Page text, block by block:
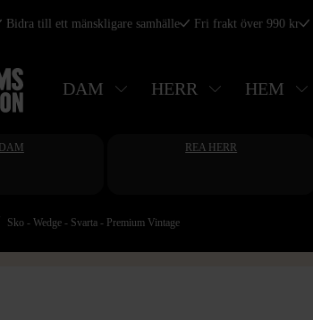
Bidra till ett mänskligare samhälle Fri frakt över 990 kr
DAM HERR HEM
REA HERR
Sko - Wedge - Svarta - Premium Vintage